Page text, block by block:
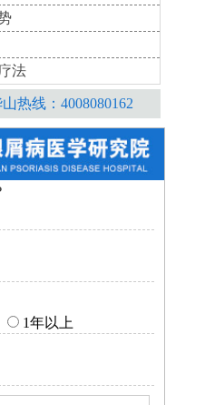
法
热线：4008080162
1年以上